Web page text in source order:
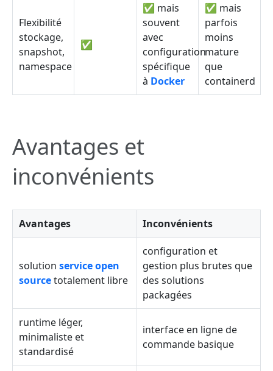
Flexibilité
stockage,
snapshot,
namespace
✅
✅ mais
souvent
avec
configuration
spécifique
à Docker
✅ mais
parfois
moins
mature
que
containerd
Avantages et
inconvénients
Avantages Inconvénients
solution service open
sourcetotalement libre
configuration et
gestion plus brutes que
des solutions
packagées
runtime léger,
minimaliste et
standardisé
interface en ligne de
commande basique